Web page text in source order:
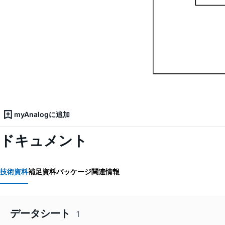
myAnalogに追加
ドキュメント
技術資料補足資料パッケージ関連情報
データシート 1